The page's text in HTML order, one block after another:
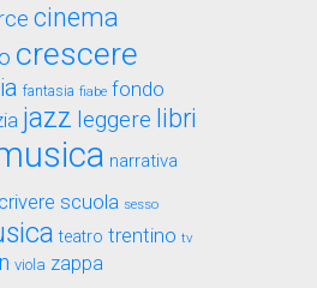
cinema
crescere
fantasia fiabe fondo
jazz leggere libri
narrativa
scuola sesso
teatro trentino tv
viola zappa